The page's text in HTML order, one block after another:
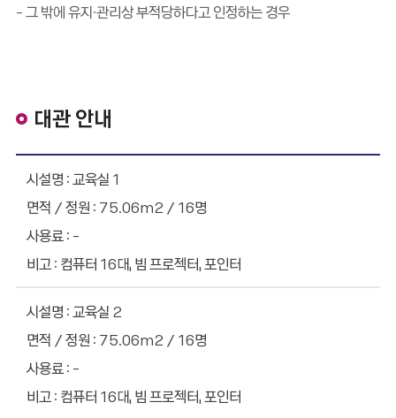
- 그 밖에 유지·관리상 부적당하다고 인정하는 경우
대관 안내
교육실 1
75.06m2 / 16명
-
컴퓨터 16대, 빔 프로젝터, 포인터
교육실 2
75.06m2 / 16명
-
컴퓨터 16대, 빔 프로젝터, 포인터